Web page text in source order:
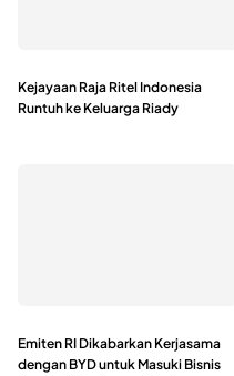
Kejayaan Raja Ritel Indonesia
Runtuh ke Keluarga Riady
Emiten RI Dikabarkan Kerjasama
dengan BYD untuk Masuki Bisnis